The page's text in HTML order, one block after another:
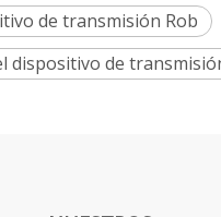
de transmisión Rob
dispositivo de